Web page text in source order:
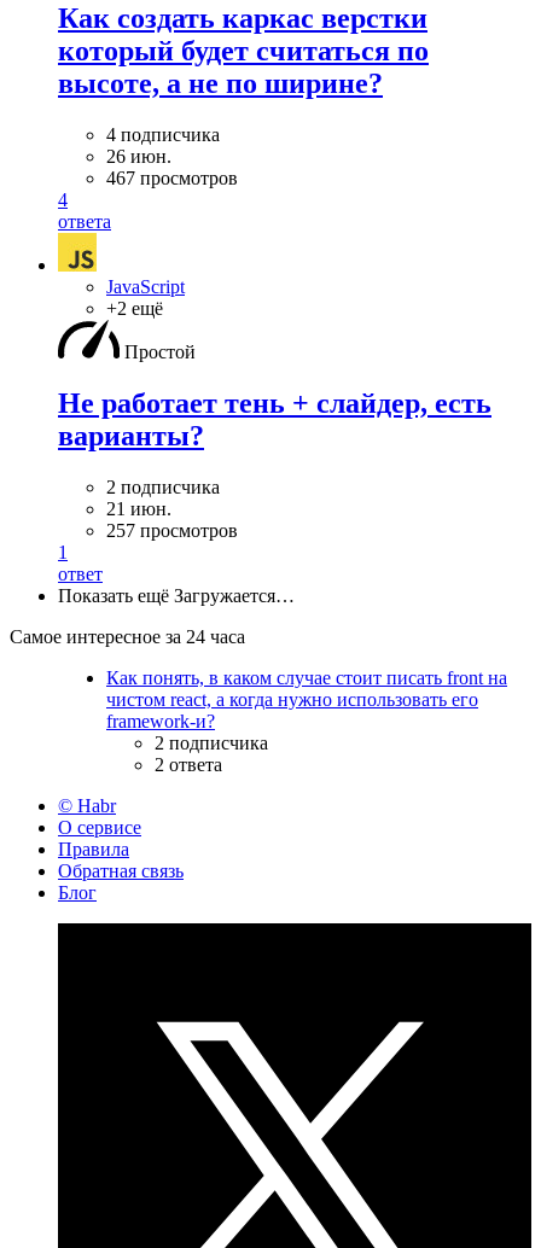
Как создать каркас верстки
который будет считаться по
высоте, а не по ширине?
4 подписчика
26 июн.
467 просмотров
4
ответа
JavaScript
+2 ещё
Простой
Не работает тень + слайдер, есть
варианты?
2 подписчика
21 июн.
257 просмотров
1
ответ
Показать ещё Загружается…
Самое интересное за 24 часа
Как понять, в каком случае стоит писать front на
чистом react, а когда нужно использовать его
framework-и?
2 подписчика
2 ответа
© Habr
О сервисе
Правила
Обратная связь
Блог